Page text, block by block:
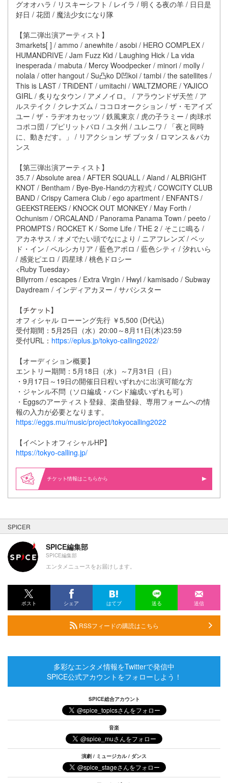
グオオハラ / リスキーシフト / レイラ / 明くる夜の羊 / 日日是
好日 / 花団 / 魔法少女になり隊
【第二弾出演アーティスト】
3markets[ ] / ammo / anewhite / asobi / HERO COMPLEX /
HUMANDRIVE / Jam Fuzz Kid / Laughing Hick / La vida
inesperada / mabuta / Mercy Woodpecker / minori / molly /
nolala / otter hangout / Su凸ko D凹koi / tambi / the satellites /
This is LAST / TRiDENT / umitachi / WALTZMORE / YAJICO
GIRL / 炙りなタウン / アメノイロ。 / アラウンドザ天竺 / ア
ルステイク / クレナズム / ココロオークション / ザ・モアイズ
ユー / ザ・ラヂオカセッツ / 鉄風東京 / 虎の子ラミー / 肉球ポ
コポコ団 / プピリットパロ / ユタ州 / ユレニワ / 「夜と同時
に、動きだす。」 / リアクション ザ ブッタ / ロマンス＆バカ
ンス
【第三弾出演アーティスト】
35.7 / Absolute area / AFTER SQUALL / Aland / ALBRIGHT
KNOT / Bentham / Bye-Bye-Handの方程式 / COWCITY CLUB
BAND / Crispy Camera Club / ego apartment / ENFANTS /
GEEKSTREEKS / KNOCK OUT MONKEY / May Forth /
Ochunism / ORCALAND / Panorama Panama Town / peeto /
PROMPTS / ROCKET K / Some Life / THE 2 / そこに鳴る /
アカネサス / オメでたい頭でなにより / ニアフレンズ / ベッ
ド・イン / ペルシカリア / 藍色アポロ / 藍色シティ / 汐れいら
/ 感覚ピエロ / 四星球 / 桃色ドロシー
<Ruby Tuesday>
Billyrrom / escapes / Extra Virgin / Hwyl / kamisado / Subway
Daydream / インディアカヌー / サバシスター
【
】
オフィシャル ローーング先行 ￥5,500 (D代込)
受付期間：5月25日（水）20:00～8月11日(木)23:59
受付URL： https://eplus.jp/tokyo-calling2022/
【オーディション概要】
エントリー期間：5月18日（水）～7月31日（日）
・9月17日～19日の開催日日程いずれかに出演可能な方
・ジャンル不問（ソロ編成・バンド編成いずれも可）
・Eggsのアーティスト登録、楽曲登録、専用フォームへの情
報の入力が必要となります。
https://eggs.mu/music/project/tokyocalling2022
【イベントオフィシャルHP】
https://tokyo-calling.jp/
情報はこちらから
SPICER
SPICE編集部
SPICE編集部
エンタメニュースをお届けします。
ポスト シェア はてブ 送る 送信
RSSフィードの購読はこちら
多彩なエンタメ情報をTwitterで発信中
SPICE公式アカウントをフォローしよう！
SPICE総合アカウント
音楽
演劇 / ミュージカル / ダンス